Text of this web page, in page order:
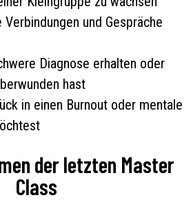
und Gespräche
Diagnose erhalten oder
hast
in einen Burnout oder mentale
der letzten Master
Class